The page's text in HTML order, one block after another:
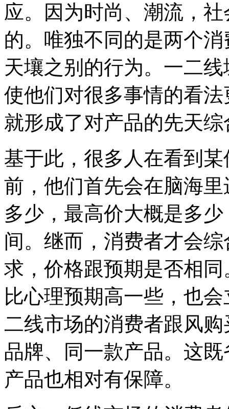
应。因为时尚、潮流，
的。唯独不同的是两个
天壤之别的行为。一二
使他们对很多事情的看
就形成了对产品的先天
基于此，很多人在看到
前，他们首先会在脑海
多少，最高价大概是多
间。继而，消费者才会
求，价格跟预期是否相
比心理预期高一些，也
二线市场的消费者跟风
品牌、同一款产品。这
产品也相对有保障。